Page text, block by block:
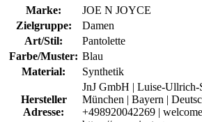
Marke:
JOE N JOYCE
Zielgruppe:
Damen
Art/Stil:
Pantolette
Farbe/Muster: Blau
Material:
Synthetik
Hersteller
Adresse:
JnJ GmbH | Luise-Ullrich-
München | Bayern |
+498920042269 |